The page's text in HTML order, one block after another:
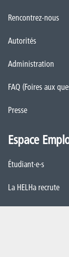
Rencontrez-nous
Autorités
Administration
FAQ (Foires aux
Presse
Espace
Étudiant·e·s
La HELHa recrute